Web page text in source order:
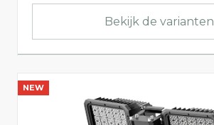
Bekijk de varianten
NEW